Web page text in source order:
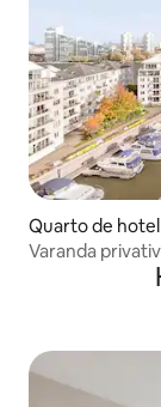
Quarto de
Varanda